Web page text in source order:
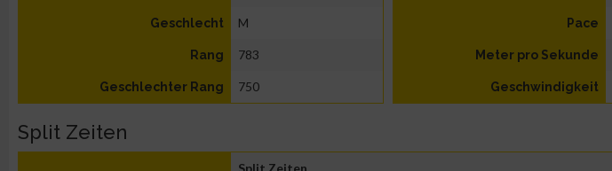
Geschlecht M
Rang 783
Geschlechter Rang 750
Pace
Meter pro Sekunde
Geschwindigkeit
Split Zeiten
Split Zeiten